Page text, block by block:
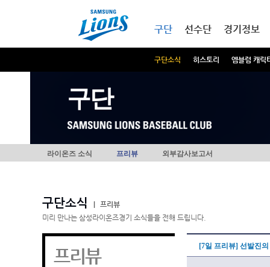
구단
구단소식 히스토리 엠블럼 캐릭
선수단 경기정보
구단
라이온즈 소식 프리뷰 외부감사보고서
구단소식
프리뷰
미리 만나는 삼성라이온즈경기 소식들을 전해 드립니다.
프리뷰 [7일 프리뷰] 선발진